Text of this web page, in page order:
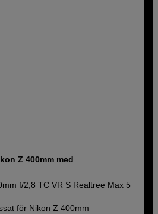
Z 400mm med
f/2,8 TC VR S Realtree Max 5
för Nikon Z 400mm